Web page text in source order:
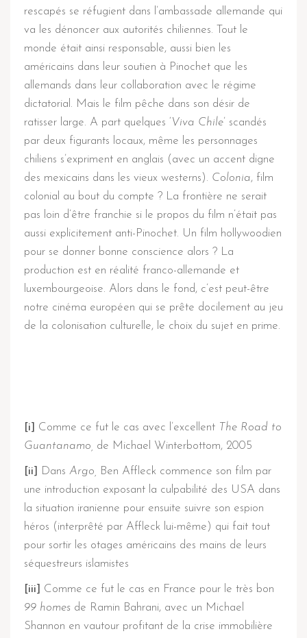
rescapés se réfugient dans l’ambassade allemande qui
va les dénoncer aux autorités chiliennes. Tout le
monde était ainsi responsable, aussi bien les
américains dans leur soutien à Pinochet que les
allemands dans leur collaboration avec le régime
dictatorial. Mais le film pêche dans son désir de
ratisser large. A part quelques ‘Viva Chile’ scandés
par deux figurants locaux, même les personnages
chiliens s’expriment en anglais (avec un accent digne
des mexicains dans les vieux westerns). Colonia, film
colonial au bout du compte ? La frontière ne serait
pas loin d’être franchie si le propos du film n’était pas
aussi explicitement anti-Pinochet. Un film hollywoodien
pour se donner bonne conscience alors ? La
production est en réalité franco-allemande et
luxembourgeoise. Alors dans le fond, c’est peut-être
notre cinéma européen qui se prête docilement au jeu
de la colonisation culturelle, le choix du sujet en prime.
[i] Comme ce fut le cas avec l’excellent The Road to
Guantanamo, de Michael Winterbottom, 2005
[ii] Dans Argo,
Ben Affleck commence son film par
une introduction exposant la culpabilité des USA dans
la situation iranienne pour ensuite suivre son espion
héros (interprêté par Affleck lui-même) qui fait tout
pour sortir les otages américains des mains de leurs
séquestreurs islamistes
[iii] Comme ce fut le cas en France pour le très bon
99 homes de Ramin Bahrani, avec un Michael
Shannon en vautour profitant de la crise immobilière